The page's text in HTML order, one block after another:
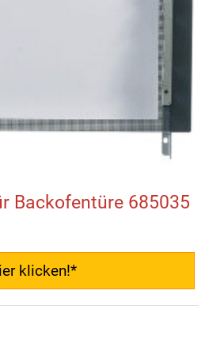
Backofentüre 685035
klicken!*